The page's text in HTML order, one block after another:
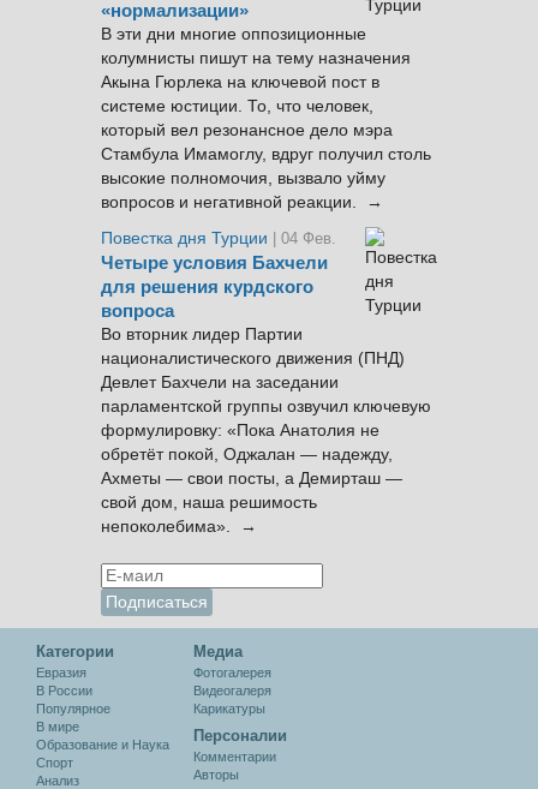
«нормализации»
В эти дни многие оппозиционные
колумнисты пишут на тему назначения
Акына Гюрлека на ключевой пост в
системе юстиции. То, что человек,
который вел резонансное дело мэра
Стамбула Имамоглу, вдруг получил столь
высокие полномочия, вызвало уйму
вопросов и негативной реакции. →
Повестка дня Турции
| 04 Фев.
Четыре условия Бахчели
для решения курдского
вопроса
Во вторник лидер Партии
националистического движения (ПНД)
Девлет Бахчели на заседании
парламентской группы озвучил ключевую
формулировку: «Пока Анатолия не
обретёт покой, Оджалан — надежду,
Ахметы — свои посты, а Демирташ —
свой дом, наша решимость
непоколебима». →
Категории
Евразия
В России
Популярное
В мире
Образование и Наука
Спорт
Анализ
Медиа
Фотогалерея
Видеогалеря
Карикатуры
Персоналии
Комментарии
Авторы